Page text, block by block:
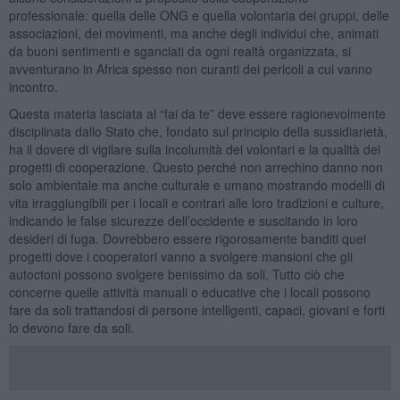
professionale: quella delle ONG e quella volontaria dei gruppi, delle
associazioni, dei movimenti, ma anche degli individui che, animati
da buoni sentimenti e sganciati da ogni realtà organizzata, si
avventurano in Africa spesso non curanti dei pericoli a cui vanno
incontro.
Questa materia lasciata al “fai da te” deve essere ragionevolmente
disciplinata dallo Stato che, fondato sul principio della sussidiarietà,
ha il dovere di vigilare sulla incolumità dei volontari e la qualità dei
progetti di cooperazione. Questo perché non arrechino danno non
solo ambientale ma anche culturale e umano mostrando modelli di
vita irraggiungibili per i locali e contrari alle loro tradizioni e culture,
indicando le false sicurezze dell’occidente e suscitando in loro
desideri di fuga. Dovrebbero essere rigorosamente banditi quei
progetti dove i cooperatori vanno a svolgere mansioni che gli
autoctoni possono svolgere benissimo da soli. Tutto ciò che
concerne quelle attività manuali o educative che i locali possono
fare da soli trattandosi di persone intelligenti, capaci, giovani e forti
lo devono fare da soli.